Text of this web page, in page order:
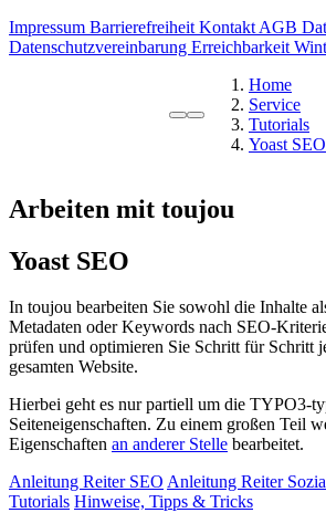
Impressum Barrierefreiheit Kontakt AGB
Datenschutzvereinbarung Erreichbarkeit
Home
Service
Tutorials
Yoast SEO
Arbeiten mit toujou
Yoast SEO
In toujou bearbeiten Sie sowohl die Inhalte
Metadaten oder Keywords nach SEO-
prüfen und optimieren Sie Schritt für Schritt
gesamten Website.
Hierbei geht es nur partiell um die TYPO3-
Seiteneigenschaften. Zu einem großen Teil
Eigenschaften an anderer Stelle bearbeitet.
Anleitung Reiter SEO Anleitung Reiter
Tutorials Hinweise, Tipps & Tricks